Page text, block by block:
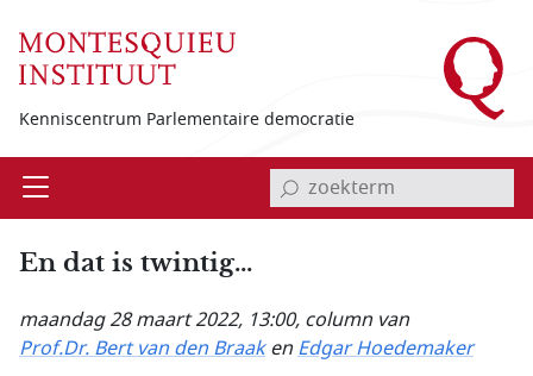
Kenniscentrum Parlementaire democratie
Open invoerveld zoekterm
En dat is twintig...
maandag 28 maart 2022, 13:00, column van
Prof.Dr. Bert van den BraakenEdgar Hoedemaker